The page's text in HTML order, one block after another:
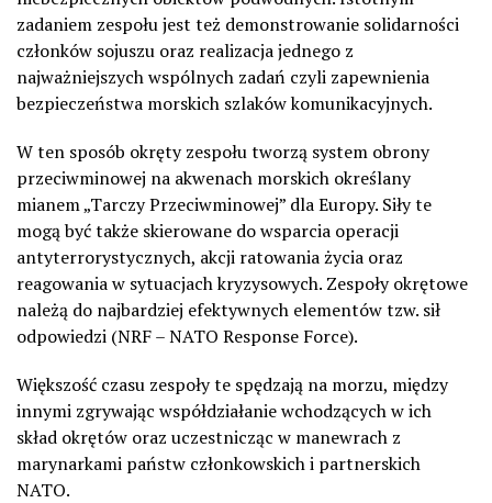
zadaniem zespołu jest też demonstrowanie solidarności
członków sojuszu oraz realizacja jednego z
najważniejszych wspólnych zadań czyli zapewnienia
bezpieczeństwa morskich szlaków komunikacyjnych.
W ten sposób okręty zespołu tworzą system obrony
przeciwminowej na akwenach morskich określany
mianem „Tarczy Przeciwminowej” dla Europy. Siły te
mogą być także skierowane do wsparcia operacji
antyterrorystycznych, akcji ratowania życia oraz
reagowania w sytuacjach kryzysowych. Zespoły okrętowe
należą do najbardziej efektywnych elementów tzw. sił
odpowiedzi (NRF – NATO Response Force).
Większość czasu zespoły te spędzają na morzu, między
innymi zgrywając współdziałanie wchodzących w ich
skład okrętów oraz uczestnicząc w manewrach z
marynarkami państw członkowskich i partnerskich
NATO.